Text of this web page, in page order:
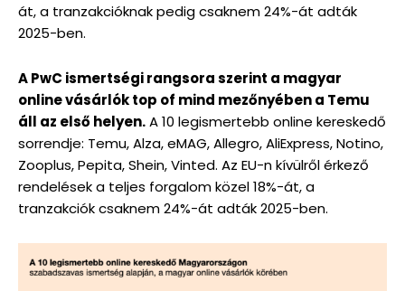
át, a tranzakcióknak pedig csaknem 24%-át adták
2025-ben.
A PwC ismertségi rangsora szerint a magyar
online vásárlók top of mind mezőnyében a Temu
áll az első helyen.A 10 legismertebb online kereskedő
sorrendje: Temu, Alza, eMAG, Allegro, AliExpress, Notino,
Zooplus, Pepita, Shein, Vinted. Az EU-n kívülről érkező
rendelések a teljes forgalom közel 18%-át, a
tranzakciók csaknem 24%-át adták 2025-ben.